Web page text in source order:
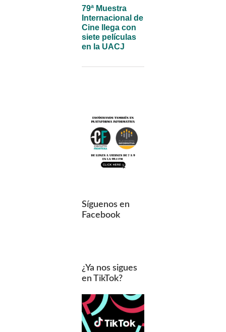
79ª Muestra
Internacional de
Cine llega con
siete películas
en la UACJ
Síguenos en
Facebook
¿Ya nos sigues
en TikTok?